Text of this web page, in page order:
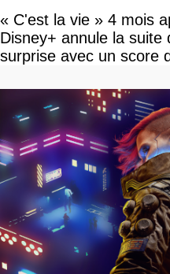
« C'est la vie » 4 mois
Disney+ annule la
surprise avec un score